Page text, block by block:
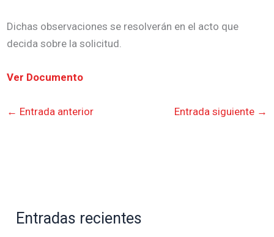
Dichas observaciones se resolverán en el acto que
decida sobre la solicitud.
Ver Documento
← Entrada anterior Entrada siguiente →
Entradas recientes